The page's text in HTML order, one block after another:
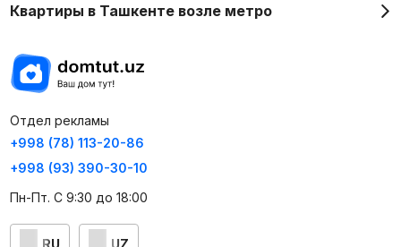
Квартиры в Ташкенте возле метро
Отдел рекламы
+998 (78) 113-20-86
+998 (93) 390-30-10
Пн-Пт. С 9:30 до 18:00
RU UZ